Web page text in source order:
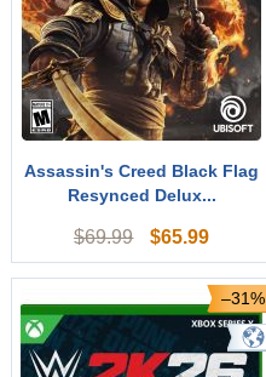
Assassin's Creed Black Flag
Resynced Delux...
$69.99 $65.99
–31%